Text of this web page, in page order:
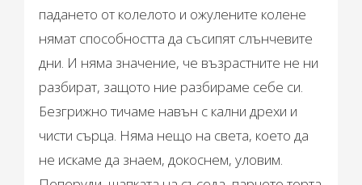
падането от колелото и ожулените колене
нямат способността да съсипят слънчевите
дни. И няма значение, че възрастните не ни
разбират, защото ние разбираме себе си.
Безгрижно тичаме навън с кални дрехи и
чисти сърца. Няма нещо на света, което да
не искаме да знаем, докоснем, уловим.